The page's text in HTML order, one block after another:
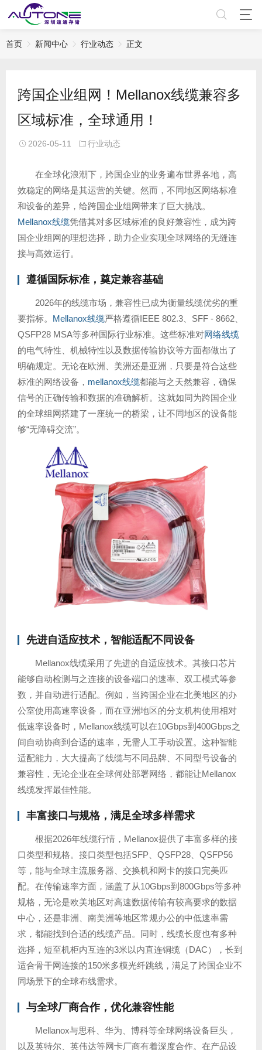
首页 新闻中心 行业动态 正文
跨国企业组网！Mellanox线缆兼容多
区域标准，全球通用！
2026-05-11 行业动态
在全球化浪潮下，跨国企业的业务遍布世界各地，高
效稳定的网络是其运营的关键。然而，不同地区网络标准
和设备的差异，给跨国企业组网带来了巨大挑战。
Mellanox线缆凭借其对多区域标准的良好兼容性，成为跨
国企业组网的理想选择，助力企业实现全球网络的无缝连
接与高效运行。
遵循国际标准，奠定兼容基础
2026年的线缆市场，兼容性已成为衡量线缆优劣的重
要指标。 Mellanox线缆严格遵循IEEE 802.3、SFF - 8662、
QSFP28 MSA等多种国际行业标准。这些标准对网络线缆
的电气特性、机械特性以及数据传输协议等方面都做出了
明确规定。无论在欧洲、美洲还是亚洲，只要是符合这些
标准的网络设备， mellanox线缆都能与之天然兼容，确保
信号的正确传输和数据的准确解析。这就如同为跨国企业
的全球组网搭建了一座统一的桥梁，让不同地区的设备能
够“无障碍交流”。
先进自适应技术，智能适配不同设备
Mellanox线缆采用了先进的自适应技术。其接口芯片
能够自动检测与之连接的设备端口的速率、双工模式等参
数，并自动进行适配。例如，当跨国企业在北美地区的办
公室使用高速率设备，而在亚洲地区的分支机构使用相对
低速率设备时，Mellanox线缆可以在10Gbps到400Gbps之
间自动协商到合适的速率，无需人工手动设置。这种智能
适配能力，大大提高了线缆与不同品牌、不同型号设备的
兼容性，无论企业在全球何处部署网络，都能让Mellanox
线缆发挥最佳性能。
丰富接口与规格，满足全球多样需求
根据2026年线缆行情，Mellanox提供了丰富多样的接
口类型和规格。接口类型包括SFP、QSFP28、QSFP56
等，能与全球主流服务器、交换机和网卡的接口完美匹
配。在传输速率方面，涵盖了从10Gbps到800Gbps等多种
规格，无论是欧美地区对高速数据传输有较高要求的数据
中心，还是非洲、南美洲等地区常规办公的中低速率需
求，都能找到合适的线缆产品。同时，线缆长度也有多种
选择，短至机柜内互连的3米以内直连铜缆（DAC），长到
适合骨干网连接的150米多模光纤跳线，满足了跨国企业不
同场景下的全球布线需求。
与全球厂商合作，优化兼容性能
Mellanox与思科、华为、博科等全球网络设备巨头，
以及英特尔、英伟达等网卡厂商有着深度合作。在产品设